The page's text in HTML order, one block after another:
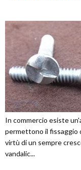
In commercio esiste
permettono il fissaggio
virtù di un sempre
vandalic...